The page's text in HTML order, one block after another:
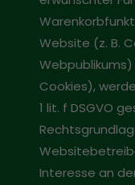
Website (z. B.
Cookies),
1 lit. f DSGVO
Interesse an